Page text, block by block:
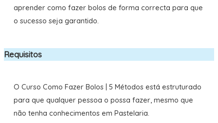
aprender como fazer bolos de forma correcta para que
o sucesso seja garantido.
Requisitos
O Curso Como Fazer Bolos | 5 Métodos está estruturado
para que qualquer pessoa o possa fazer, mesmo que
não tenha conhecimentos em Pastelaria.